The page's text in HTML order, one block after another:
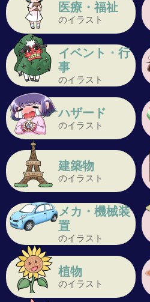
医療・福祉
のイラスト
イベント・行
事
のイラスト
ハザード
のイラスト
建築物
のイラスト
メカ・機械装
置
のイラスト
植物
のイラスト